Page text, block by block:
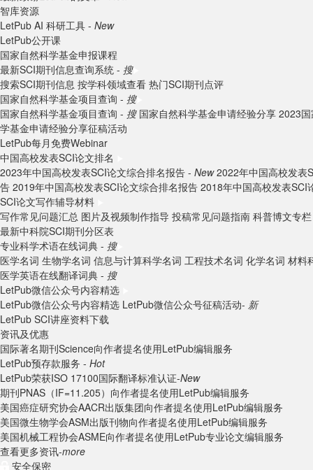
智库资源
LetPub AI 科研工具 - New
LetPub公开课
国家自然科学基金申报课程
最新SCI期刊信息查询系统 - 搜
搜索SCI期刊信息 按学科领域查看 热门SCI期刊点评
国家自然科学基金项目查询 - 搜
国家自然科学基金项目查询 - 搜 国家自然科学基金申请经验分享 2023
学基金申请经验分享征稿活动
LetPub每月免费Webinar
中国高校发表SCI论文排名
2023年中国高校发表SCI论文综合排名报告 - New 2022年中国高校发表
告 2019年中国高校发表SCI论文综合排名报告 2018年中国高校发表SCI
SCI论文写作辅导材料
写作常见问题汇总 图片及视频制作指导 投稿常见问题指南 科普博文专栏
最新中科院SCI期刊分区表
专业科学术语在线词典 - 搜
医学名词 生物学名词 信息与计算科学名词 工程技术名词 化学名词 材料
医学英语在线翻译词典 - 搜
LetPub微信公众号内容精选
LetPub微信公众号内容精选 LetPub微信公众号征稿活动- 新
LetPub SCI讲座资料下载
资讯及优惠
国际著名期刊Science向作者提名使用LetPub编辑服务
LetPub预存款服务 - Hot
LetPub荣获ISO 17100国际翻译标准认证-New
期刊PNAS（IF=11.205）向作者提名使用LetPub编辑服务
美国癌症研究协会AACR出版集团向作者提名使用LetPub编辑服务
美国微生物学会ASM出版刊物向作者提名使用LetPub编辑服务
美国机械工程协会ASME向作者提名使用LetPub专业论文编辑服务
查看更多资讯-more
安全保密